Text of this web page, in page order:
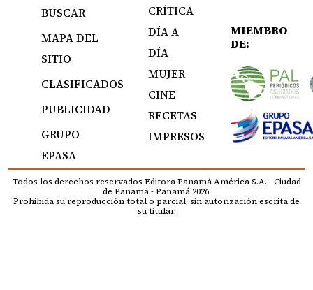
BUSCAR
MAPA DEL
SITIO
CLASIFICADOS
PUBLICIDAD
GRUPO
EPASA
CRÍTICA
DÍA A
DÍA
MUJER
CINE
RECETAS
IMPRESOS
MIEMBRO
DE:
Todos los derechos reservados Editora Panamá América S.A. - Ciudad
de Panamá - Panamá 2026.
Prohibida su reproducción total o parcial, sin autorización escrita de
su titular.